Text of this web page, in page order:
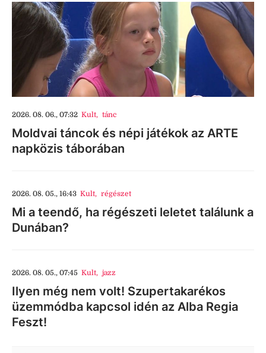
2026. 08. 06., 07:32 Kult, tánc
Moldvai táncok és népi játékok az ARTE
napközis táborában
2026. 08. 05., 16:43 Kult, régészet
Mi a teendő, ha régészeti leletet találunk a
Dunában?
2026. 08. 05., 07:45 Kult, jazz
Ilyen még nem volt! Szupertakarékos
üzemmódba kapcsol idén az Alba Regia
Feszt!